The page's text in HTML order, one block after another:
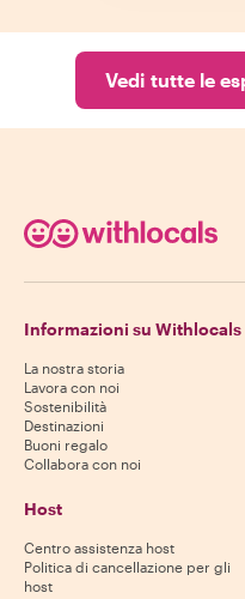
Vedi tutte le
Informazioni su Withlocals
La nostra storia
Lavora con noi
Sostenibilità
Destinazioni
Buoni regalo
Collabora con noi
Host
Centro assistenza host
Politica di cancellazione per gli
host